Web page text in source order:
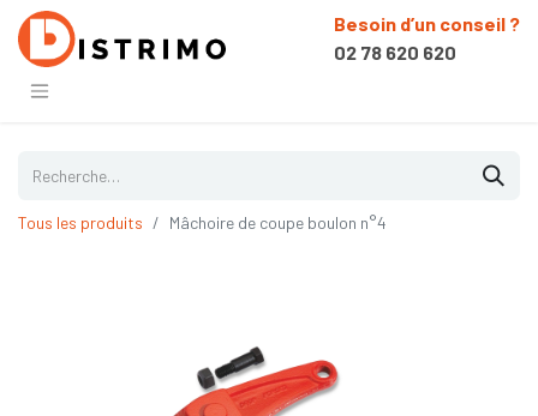
Besoin d’un conseil ?
02 78 620 620
Tous les produits Mâchoire de coupe boulon n°4